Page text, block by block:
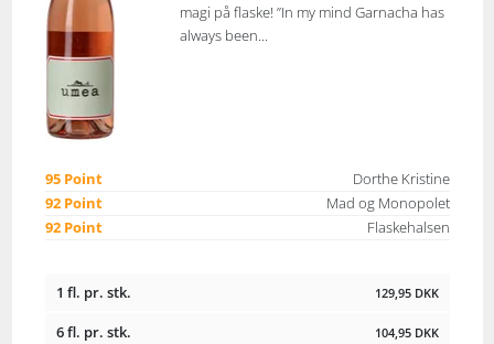
magi på flaske! ”In my mind Garnacha has
always been...
95 Point
Dorthe Kristine
92 Point
Mad og Monopolet
92 Point
Flaskehalsen
1 fl. pr. stk. 129,95 DKK
6 fl. pr. stk. 104,95 DKK